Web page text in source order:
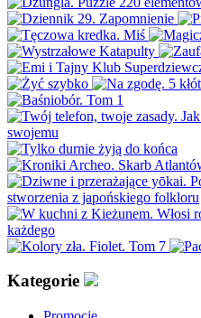
Kategorie